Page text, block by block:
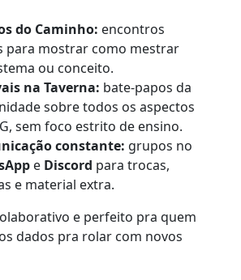
do Caminho: encontros
para mostrar como mestrar
ou conceito.
na Taverna: bate-papos da
sobre todos os aspectos
sem foco estrito de ensino.
constante: grupos no
e Discord para trocas,
e material extra.
e perfeito pra quem
dados pra rolar com novos